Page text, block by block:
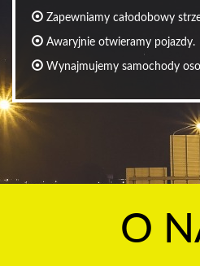
Zapewniamy całodobowy
Awaryjnie otwieramy pojazdy.
Wynajmujemy samochody
O